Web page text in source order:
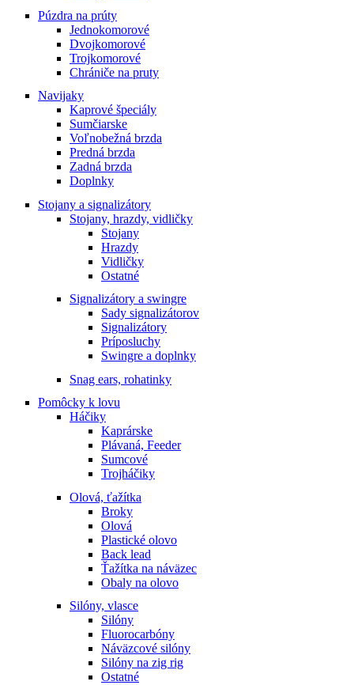
Púzdra na prúty
Jednokomorové
Dvojkomorové
Trojkomorové
Chrániče na pruty
Navijaky
Kaprové špeciály
Sumčiarske
Voľnobežná brzda
Predná brzda
Zadná brzda
Doplnky
Stojany a signalizátory
Stojany, hrazdy, vidličky
Stojany
Hrazdy
Vidličky
Ostatné
Signalizátory a swingre
Sady signalizátorov
Signalizátory
Príposluchy
Swingre a doplnky
Snag ears, rohatinky
Pomôcky k lovu
Háčiky
Kaprárske
Plávaná, Feeder
Sumcové
Trojháčiky
Olová, ťažítka
Broky
Olová
Plastické olovo
Back lead
Ťažítka na náväzec
Obaly na olovo
Silóny, vlasce
Silóny
Fluorocarbóny
Náväzcové silóny
Silóny na zig rig
Ostatné